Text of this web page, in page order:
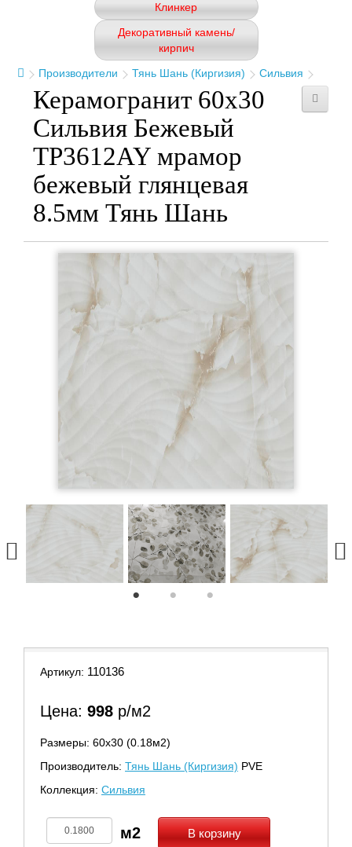
Клинкер
Декоративный камень/
кирпич
Производители
Тянь Шань (Киргизия) Сильвия
Керамогранит 60x30
Сильвия Бежевый
TP3612AY мрамор
бежевый глянцевая
8.5мм Тянь Шань
Артикул: 110136
Цена: 998 р/м2
Размеры: 60х30 (0.18м2)
Производитель: Тянь Шань (Киргизия) PVE
Коллекция: Сильвия
В корзину